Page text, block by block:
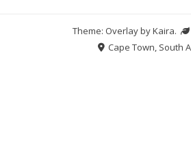
Theme: Overlay byKaira.
Cape Town, South